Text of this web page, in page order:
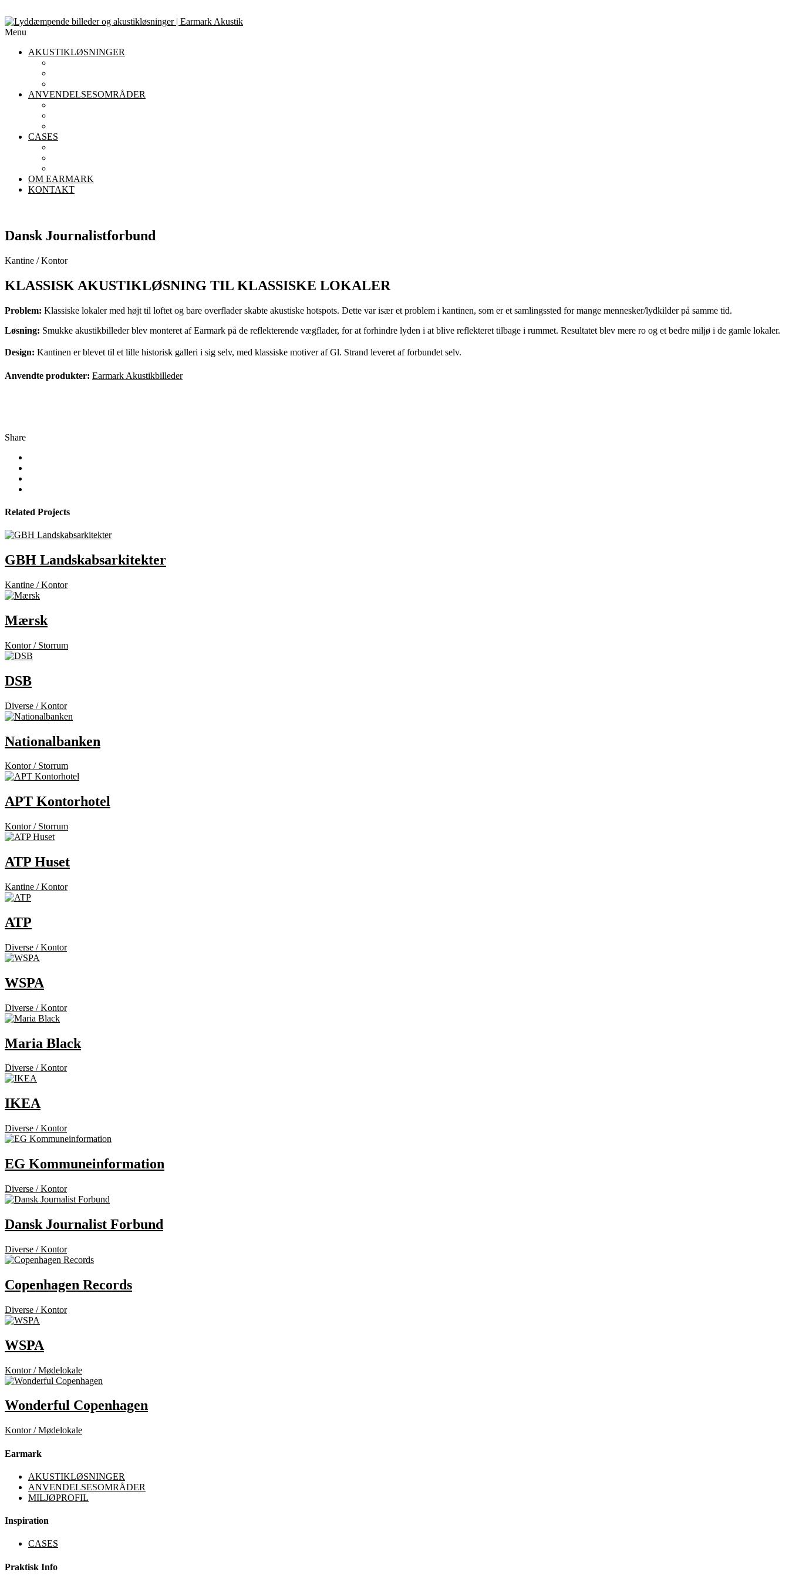
Menu
AKUSTIKLØSNINGER
ANVENDELSESOMRÅDER
CASES
OM EARMARK
KONTAKT
Dansk Journalistforbund
Kantine / Kontor
KLASSISK AKUSTIKLØSNING TIL KLASSISKE LOKALER
Problem: Klassiske lokaler med højt til loftet og bare overflader skabte akustiske hotspots. Dette var især et problem i kantinen, som er et samlingssted for mange mennesker/lydkilder på samme tid.
Løsning: Smukke akustikbilleder blev monteret af Earmark på de reflekterende vægflader, for at forhindre lyden i at blive reflekteret tilbage i rummet. Resultatet blev mere ro og et bedre miljø i de gamle lokaler.
Design: Kantinen er blevet til et lille historisk galleri i sig selv, med klassiske motiver af Gl. Strand leveret af forbundet selv.
Anvendte produkter: Earmark Akustikbilleder
Share
Related Projects
GBH Landskabsarkitekter
Kantine / Kontor
Mærsk
Kontor / Storrum
DSB
Diverse / Kontor
Nationalbanken
Kontor / Storrum
APT Kontorhotel
Kontor / Storrum
ATP Huset
Kantine / Kontor
ATP
Diverse / Kontor
WSPA
Diverse / Kontor
Maria Black
Diverse / Kontor
IKEA
Diverse / Kontor
EG Kommuneinformation
Diverse / Kontor
Dansk Journalist Forbund
Diverse / Kontor
Copenhagen Records
Diverse / Kontor
WSPA
Kontor / Mødelokale
Wonderful Copenhagen
Kontor / Mødelokale
Earmark
AKUSTIKLØSNINGER
ANVENDELSESOMRÅDER
MILJØPROFIL
Inspiration
CASES
Praktisk Info